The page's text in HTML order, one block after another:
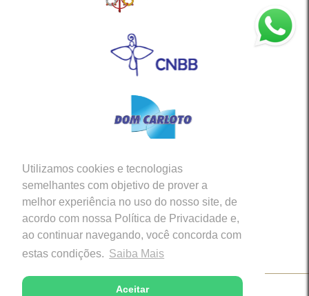
Utilizamos cookies e tecnologias
semelhantes com objetivo de prover a
melhor experiência no uso do nosso site, de
acordo com nossa Política de Privacidade e,
ao continuar navegando, você concorda com
estas condições. Saiba Mais
Aceitar
Siga-nos em nossas Redes Sociais